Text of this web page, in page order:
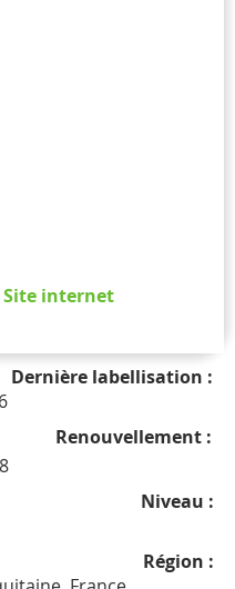
Site internet
Dernière labellisation :
Renouvellement :
Niveau :
Région :